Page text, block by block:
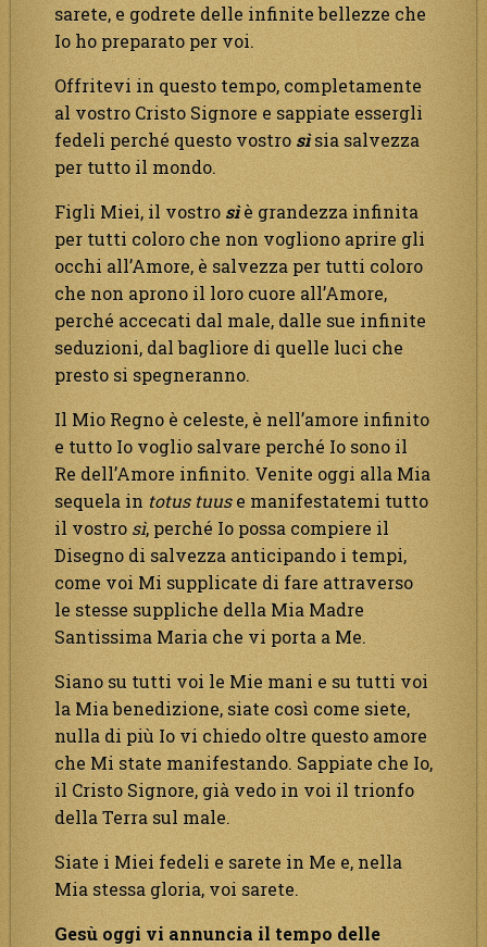
sarete, e godrete delle infinite bellezze che
Io ho preparato per voi.
Offritevi in questo tempo, completamente
al vostro Cristo Signore e sappiate essergli
fedeli perché questo vostro sìsia salvezza
per tutto il mondo.
Figli Miei, il vostro sìè grandezza infinita
per tutti coloro che non vogliono aprire gli
occhi all’Amore, è salvezza per tutti coloro
che non aprono il loro cuore all’Amore,
perché accecati dal male, dalle sue infinite
seduzioni, dal bagliore di quelle luci che
presto si spegneranno.
Il Mio Regno è celeste, è nell’amore infinito
e tutto Io voglio salvare perché Io sono il
Re dell’Amore infinito. Venite oggi alla Mia
sequela in totus tuuse manifestatemi tutto
il vostro sì, perché Io possa compiere il
Disegno di salvezza anticipando i tempi,
come voi Mi supplicate di fare attraverso
le stesse suppliche della Mia Madre
Santissima Maria che vi porta a Me.
Siano su tutti voi le Mie mani e su tutti voi
la Mia benedizione, siate così come siete,
nulla di più Io vi chiedo oltre questo amore
che Mi state manifestando. Sappiate che Io,
il Cristo Signore, già vedo in voi il trionfo
della Terra sul male.
Siate i Miei fedeli e sarete in Me e, nella
Mia stessa gloria, voi sarete.
Gesù oggi vi annuncia il tempo delle